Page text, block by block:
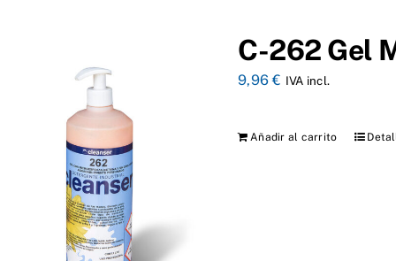
C-262 Gel
9,96€ IVA incl.
Añadir al carrito